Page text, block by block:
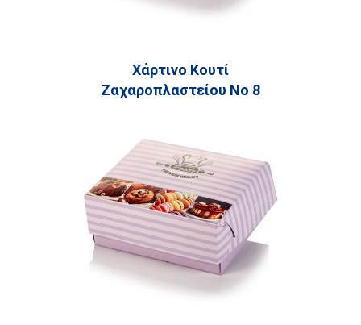
Χάρτινο Κουτί
Ζαχαροπλαστείου Νο 8